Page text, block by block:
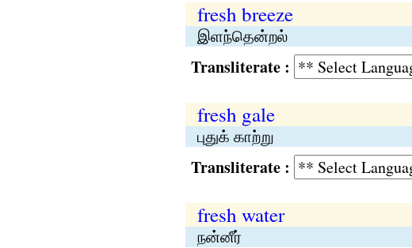
fresh breeze
இளந்தென்றல்
Transliterate :
fresh gale
புதுக் காற்று
Transliterate :
fresh water
நன்னீர்